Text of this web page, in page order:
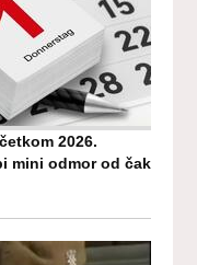
2026.
mini odmor od čak